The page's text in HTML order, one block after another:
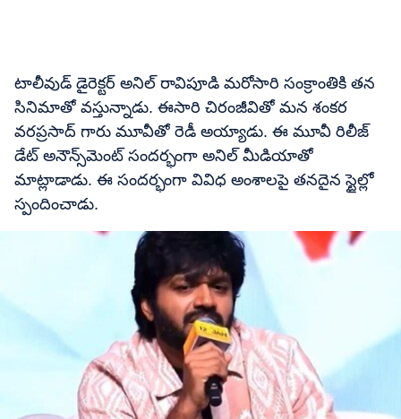
టాలీవుడ్ డైరెక్టర్ అనిల్ రావిపూడి మరోసారి సంక్రాంతికి తన
సినిమాతో వస్తున్నాడు. ఈసారి చిరంజీవితో మన శంకర
వరప్రసాద్ గారు మూవీతో రెడీ అయ్యాడు. ఈ మూవీ రిలీజ్
డేట్ అనౌన్స్‌మెంట్ సందర్భంగా అనిల్ మీడియాతో
మాట్లాడాడు. ఈ సందర్భంగా వివిధ అంశాలపై తనదైన స్టైల్లో
స్పందించాడు.